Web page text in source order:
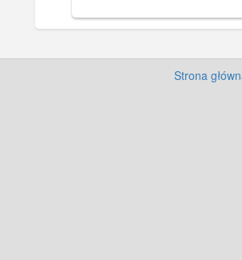
Strona